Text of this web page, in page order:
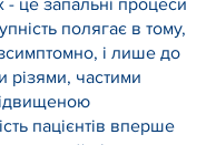
це запальні процеси
полягає в тому,
і лише до
різями, частими
пацієнтів вперше